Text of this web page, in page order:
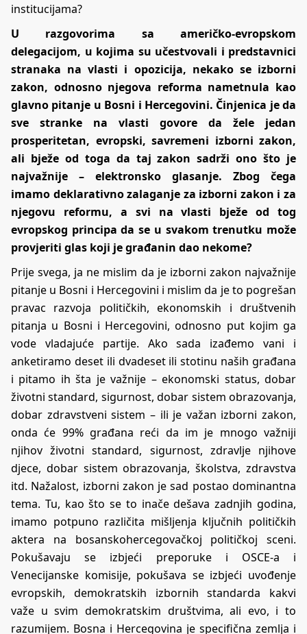
institucijama?
U razgovorima sa američko-evropskom
delegacijom, u kojima su učestvovali i predstavnici
stranaka na vlasti i opozicija, nekako se izborni
zakon, odnosno njegova reforma nametnula kao
glavno pitanje u Bosni i Hercegovini. Činjenica je da
sve stranke na vlasti govore da žele jedan
prosperitetan, evropski, savremeni izborni zakon,
ali bježe od toga da taj zakon sadrži ono što je
najvažnije – elektronsko glasanje. Zbog čega
imamo deklarativno zalaganje za izborni zakon i za
njegovu reformu, a svi na vlasti bježe od tog
evropskog principa da se u svakom trenutku može
provjeriti glas koji je građanin dao nekome?
Prije svega, ja ne mislim da je izborni zakon najvažnije
pitanje u Bosni i Hercegovini i mislim da je to pogrešan
pravac razvoja političkih, ekonomskih i društvenih
pitanja u Bosni i Hercegovini, odnosno put kojim ga
vode vladajuće partije. Ako sada izađemo vani i
anketiramo deset ili dvadeset ili stotinu naših građana
i pitamo ih šta je važnije – ekonomski status, dobar
životni standard, sigurnost, dobar sistem obrazovanja,
dobar zdravstveni sistem – ili je važan izborni zakon,
onda će 99% građana reći da im je mnogo važniji
njihov životni standard, sigurnost, zdravlje njihove
djece, dobar sistem obrazovanja, školstva, zdravstva
itd. Nažalost, izborni zakon je sad postao dominantna
tema. Tu, kao što se to inače dešava zadnjih godina,
imamo potpuno različita mišljenja ključnih političkih
aktera na bosanskohercegovačkoj političkoj sceni.
Pokušavaju se izbjeći preporuke i OSCE-a i
Venecijanske komisije, pokušava se izbjeći uvođenje
evropskih, demokratskih izbornih standarda kakvi
važe u svim demokratskim društvima, ali evo, i to
razumijem. Bosna i Hercegovina je specifična zemlja i